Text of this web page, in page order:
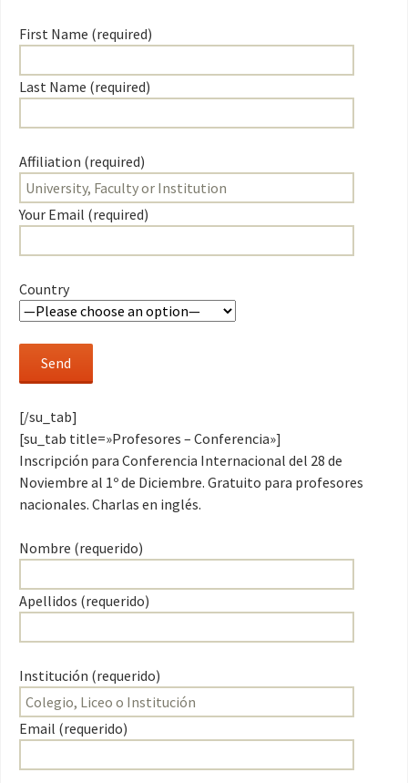
First Name (required)
Last Name (required)
Affiliation (required)
Your Email (required)
Country
[/su_tab]
[su_tab title=»Profesores – Conferencia»]
Inscripción para Conferencia Internacional del 28 de
Noviembre al 1º de Diciembre. Gratuito para profesores
nacionales. Charlas en inglés.
Nombre (requerido)
Apellidos (requerido)
Institución (requerido)
Email (requerido)